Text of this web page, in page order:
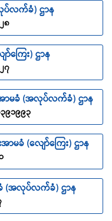
ပ်လက်ခံ) ဌာန
၈
ကြေး) ဌာန
၇
းအာမခံ (အလုပ်လက်ခံ) ဌာန
၉၁၉၉၃
ာမခံ (လျော်ကြေး) ဌာန
မခံ (အလုပ်လက်ခံ) ဌာန